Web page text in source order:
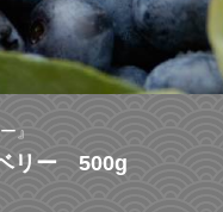
』
リー 500g